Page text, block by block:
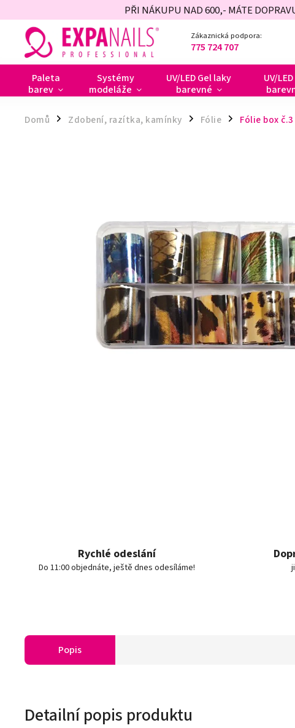
PŘI NÁKUPU NAD 600,- MÁTE
Zákaznická podpora:
775 724 707
Paleta
barev
Systémy
modeláže
UV/LED Gel laky
barevné
UV/
Domů / Zdobení, razítka, kamínky / Fólie / Fólie box
Rychlé odeslání
Do 11:00 objednáte, ještě dnes odesíláme!
Popis
Detailní popis produktu